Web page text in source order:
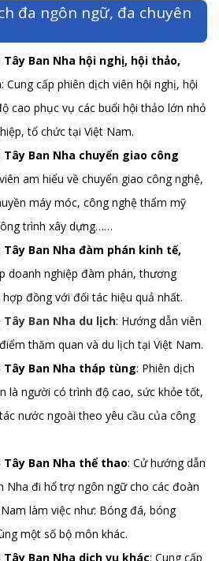
đa ngôn ngữ, đa chuyên
Ban Nha hội nghị, hội thảo,
: Cung cấp phiên dịch viên hội nghị, hội
cao phục vụ các buổi hội thảo lớn nhỏ
tổ chức tại Việt Nam.
Ban Nha chuyển giao công
am hiểu về chuyển giao công nghệ,
máy móc, công nghệ thẩm mỹ
trình xây dựng……
Ban Nha đàm phán kinh tế,
doanh nghiệp đàm phán, thương
đồng với đối tác hiệu quả nhất.
Ban Nha du lịch: Hướng dẫn viên
thăm quan và du lịch tại Việt Nam.
Ban Nha tháp tùng: Phiên dịch
là người có trình độ cao, sức khỏe tốt,
nước ngoài theo yêu cầu của công
Ban Nha thể thao: Cử hướng dẫn
Nha đi hổ trợ ngôn ngữ cho các đoàn
làm việc như: Bóng đá, bóng
một số bộ môn khác.
Ban Nha dịch vụ khác: Cung cấp